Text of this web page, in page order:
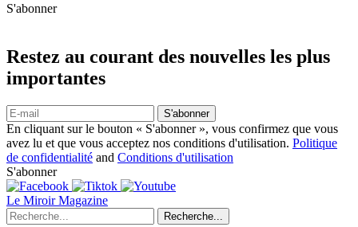
S'abonner
Restez au courant des nouvelles les plus
importantes
S'abonner
En cliquant sur le bouton « S'abonner », vous confirmez que vous
avez lu et que vous acceptez nos conditions d'utilisation. Politique
de confidentialité and Conditions d'utilisation
S'abonner
Le Miroir Magazine
Recherche...